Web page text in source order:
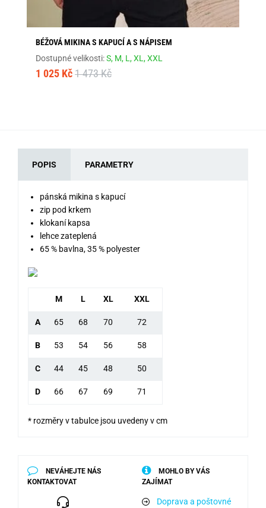
BÉŽOVÁ MIKINA S KAPUCÍ A S NÁPISEM
Dostupné velikosti:S, M, L,XL,XXL
1 025 Kč 1 473 Kč
POPIS PARAMETRY
pánská mikina s kapucí
zip pod krkem
klokaní kapsa
lehce zateplená
65 % bavlna, 35 % polyester
M L XL XXL
A 65 68 70 72
B 53 54 56 58
C 44 45 48 50
D 66 67 69 71
* rozměry v tabulce jsou uvedeny v cm
NEVÁHEJTE NÁS
KONTAKTOVAT
MOHLO BY VÁS
ZAJÍMAT
Doprava a poštovné